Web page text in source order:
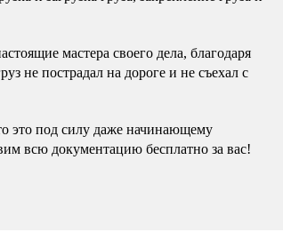
мастера своего дела, благодаря
не пострадал на дороге и не съехал с
это под силу даже начинающему
всю документацию бесплатно за вас!